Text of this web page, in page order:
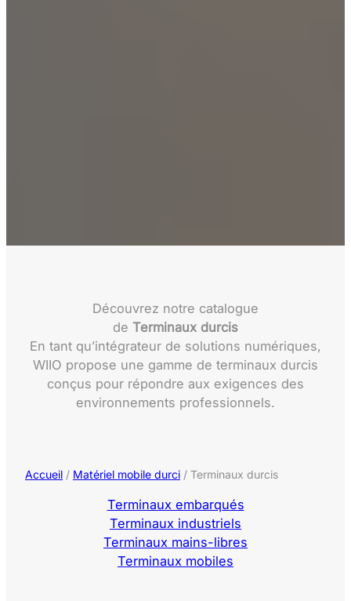
Découvrez notre catalogue
de Terminaux durcis
En tant qu’intégrateur de solutions numériques,
WIIO propose une gamme de terminaux durcis
conçus pour répondre aux exigences des
environnements professionnels.
Accueil / Matériel mobile durci / Terminaux durcis
Terminaux embarqués
Terminaux industriels
Terminaux mains-libres
Terminaux mobiles